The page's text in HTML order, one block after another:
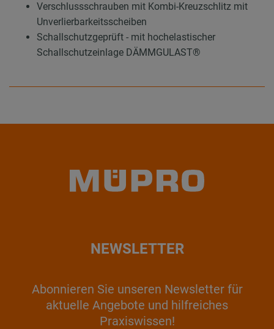
Verschlussschrauben mit Kombi-Kreuzschlitz mit
Unverlierbarkeitsscheiben
Schallschutzgeprüft - mit hochelastischer
Schallschutzeinlage DÄMMGULAST®
NEWSLETTER
Abonnieren Sie unseren Newsletter für
aktuelle Angebote und hilfreiches
Praxiswissen!